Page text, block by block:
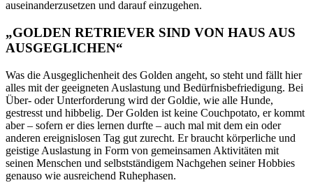
auseinanderzusetzen und darauf einzugehen.
„GOLDEN RETRIEVER SIND VON HAUS AUS
AUSGEGLICHEN“
Was die Ausgeglichenheit des Golden angeht, so steht und fällt hier
alles mit der geeigneten Auslastung und Bedürfnisbefriedigung. Bei
Über- oder Unterforderung wird der Goldie, wie alle Hunde,
gestresst und hibbelig. Der Golden ist keine Couchpotato, er kommt
aber – sofern er dies lernen durfte – auch mal mit dem ein oder
anderen ereignislosen Tag gut zurecht. Er braucht körperliche und
geistige Auslastung in Form von gemeinsamen Aktivitäten mit
seinen Menschen und selbstständigem Nachgehen seiner Hobbies
genauso wie ausreichend Ruhephasen.